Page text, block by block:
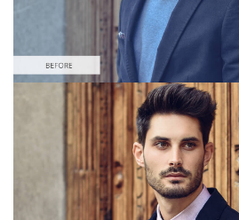
Please select
Free Camera Raw Preset #3
Chocolate Effect
(25 Lr Presets)
Entire Collection